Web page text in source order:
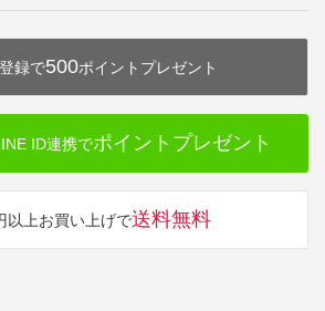
録で500ポイントプレゼント
ID連携でポイントプレゼント
以上お買い上げで送料無料